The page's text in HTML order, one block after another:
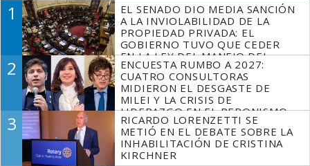
1
EL SENADO DIO MEDIA SANCIÓN
A LA INVIOLABILIDAD DE LA
PROPIEDAD PRIVADA: EL
GOBIERNO TUVO QUE CEDER
EN LA LEY DEL MANEJO DEL
FUEGO
2
ENCUESTA RUMBO A 2027:
CUATRO CONSULTORAS
MIDIERON EL DESGASTE DE
MILEI Y LA CRISIS DE
LIDERAZGO EN EL PERONISMO
3
RICARDO LORENZETTI SE
METIÓ EN EL DEBATE SOBRE LA
INHABILITACIÓN DE CRISTINA
KIRCHNER